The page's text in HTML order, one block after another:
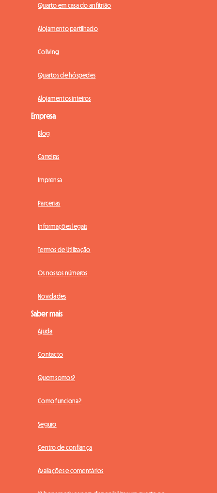
Quarto em casa do anfitrião
Alojamento partilhado
Coliving
Quartos de hóspedes
Alojamentos inteiros
Empresa
Blog
Carreiras
Imprensa
Parcerias
Informações legais
Termos de Utilização
Os nossos números
Novidades
Saber mais
Ajuda
Contacto
Quem somos?
Como funciona?
Seguro
Centro de confiança
Avaliações e comentários